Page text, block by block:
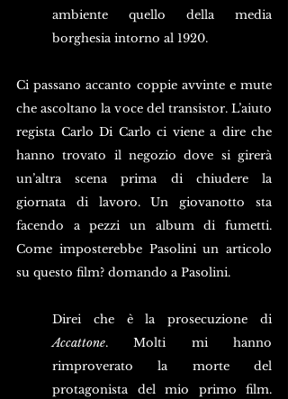
ambiente quello della media
borghesia intorno al 1920.
Ci passano accanto coppie avvinte e mute
che ascoltano la voce del transistor. L’aiuto
regista Carlo Di Carlo ci viene a dire che
hanno trovato il negozio dove si girerà
un’altra scena prima di chiudere la
giornata di lavoro. Un giovanotto sta
facendo a pezzi un album di fumetti.
Come imposterebbe Pasolini un articolo
su questo film? domando a Pasolini.
Accattone. Molti mi hanno
rimproverato la morte del
protagonista del mio primo film.